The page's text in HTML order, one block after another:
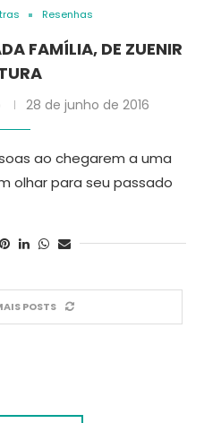
Resenhas
FAMÍLIA, DE ZUENIR
28 de junho de 2016
ao chegarem a uma
olhar para seu passado
POSTS